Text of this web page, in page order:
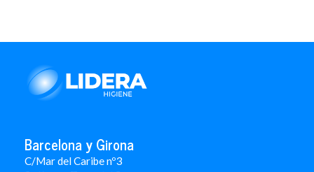
Barcelona y Girona
C/Mar del Caribe nº3